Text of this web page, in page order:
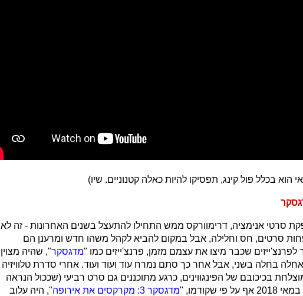
בכלל פול קינג, תפסיקו להיות כאלה קטנוניים. שיו)
סרטי אנימציה, דרימוורקס ממש התחילו להתעצל בשנים האחרונות - זה לא
סרטים, חס וחלילה, אבל במקום להביא לקהל משהו חדש ומרענן הם
שכבר מיצו את עצמם מזמן, פרנצ'ייזים כמו "מדגסקר", שהיה מצוין
בחלה בשני, אבל אחר כך סתם נמרח עוד ועוד ועוד. אחרי סדרת טלוויזיה
בכיכובם של הפינגווינים, כרגע מתוכננים גם סרט רביעי (שככול הנראה
מדגסקר 3: מקרקסים את אירופה
", היה עלוב